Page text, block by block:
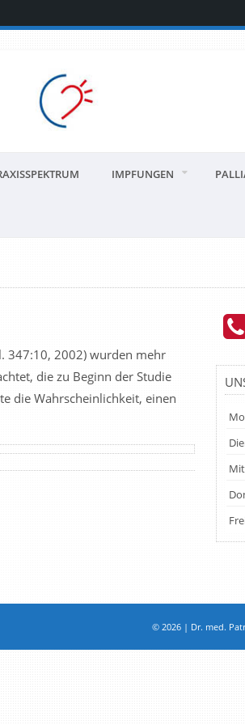
IMPFUNGEN
347:10, 2002) wurden mehr
die zu Beginn der Studie
die Wahrscheinlichkeit, einen
© 2026 | Dr. med.